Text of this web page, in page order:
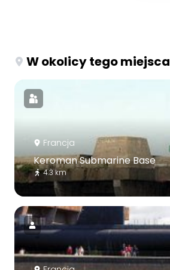
W okolicy tego miejsca
Francja
Keroman Submarine Base
4.3 km